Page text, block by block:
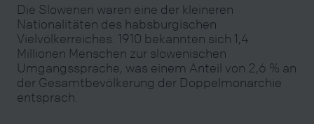
Die Slowenen waren eine der kleineren
Nationalitäten des habsburgischen
Vielvölkerreiches. 1910 bekannten sich 1,4
Millionen Menschen zur slowenischen
Umgangssprache, was einem Anteil von 2,6 % an
der Gesamtbevölkerung der Doppelmonarchie
entsprach.